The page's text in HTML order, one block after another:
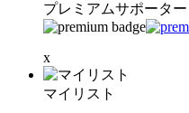
プレミアムサポーター
x
マイリスト